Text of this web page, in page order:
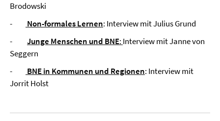
Brodowski
-
Non-formales Lernen: Interview mit Julius Grund
- Junge Menschen und BNE: Interview mit Janne von
Seggern
-
BNE in Kommunen und Regionen: Interview mit
Jorrit Holst